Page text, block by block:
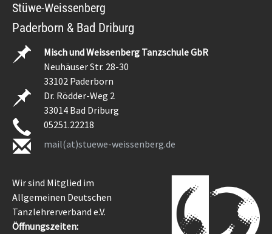
Stüwe-Weissenberg
Paderborn & Bad Driburg
Misch und Weissenberg Tanzschule GbR
Neuhäuser Str. 28-30
33102 Paderborn
Dr. Rödder-Weg 2
33014 Bad Driburg
05251.22218
mail(at)stuewe-weissenberg.de
Wir sind Mitglied im
Allgemeinen Deutschen
Tanzlehrerverband e.V.
Öffnungszeiten: